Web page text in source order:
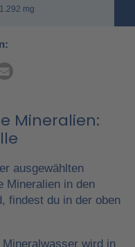
1.292 mg
Mineralien:
ausgewählten
Mineralien in den
findest du in der oben
wird in